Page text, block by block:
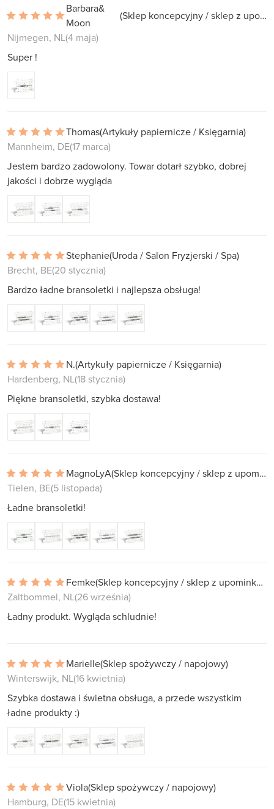
Barbara&
Moon
(Sklep koncepcyjny / sklep z upominkami)
Nijmegen, NL(4 maja)
Super !
Thomas(Artykuły papiernicze / Księgarnia)
Mannheim, DE(17 marca)
Jestem bardzo zadowolony. Towar dotarł szybko, dobrej
jakości i dobrze wygląda
Stephanie(Uroda / Salon Fryzjerski / Spa)
Brecht, BE(20 stycznia)
Bardzo ładne bransoletki i najlepsza obsługa!
N.(Artykuły papiernicze / Księgarnia)
Hardenberg, NL(18 stycznia)
Piękne bransoletki, szybka dostawa!
MagnoLyA
(Sklep koncepcyjny / sklep z upominkami)
Tielen, BE(5 listopada)
Ładne bransoletki!
Femke
(Sklep koncepcyjny / sklep z upominkami)
Zaltbommel, NL(26 września)
Ładny produkt. Wygląda schludnie!
Marielle(Sklep spożywczy / napojowy)
Winterswijk, NL(16 kwietnia)
Szybka dostawa i świetna obsługa, a przede wszystkim
ładne produkty :)
Viola(Sklep spożywczy / napojowy)
Hamburg, DE(15 kwietnia)